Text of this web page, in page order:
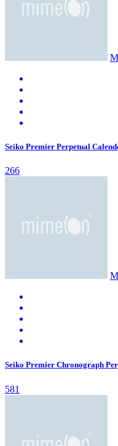
Seiko Premier Perpetual
266
Seiko Premier Chronograph
581